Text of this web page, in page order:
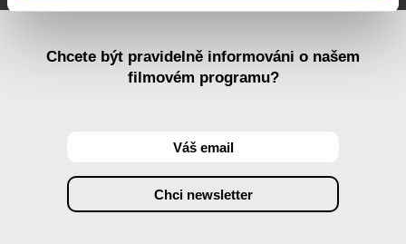
Chcete být pravidelně informováni o našem
filmovém programu?